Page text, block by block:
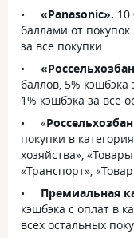
«Panasonic». 10
баллами от
за все покупки.
баллов, 5%
1% кэшбэка за все
«
покупки в
хозяйства»,
«Транспорт»,
Премиальная
кэшбэка с оплат в
всех остальных